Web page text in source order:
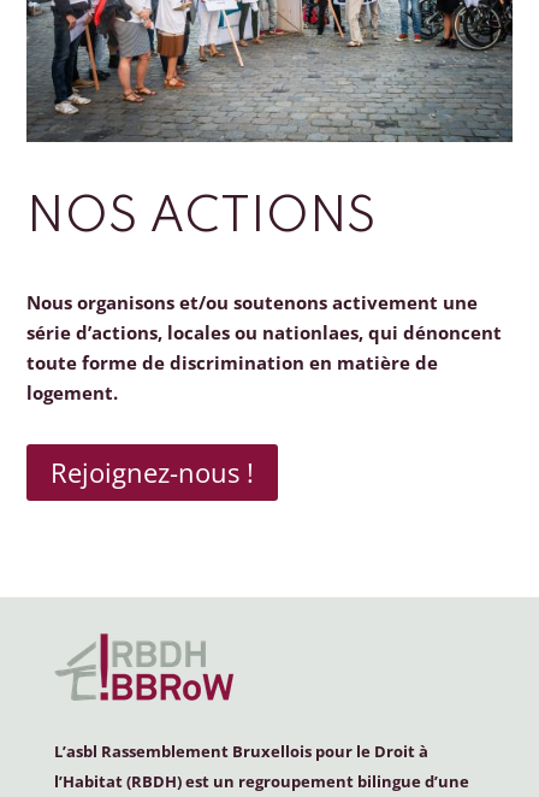
NOS ACTIONS
Nous organisons et/ou soutenons activement une
série d’actions, locales ou nationlaes, qui dénoncent
toute forme de discrimination en matière de
logement.
Rejoignez-nous !
L’asbl Rassemblement Bruxellois pour le Droit à
l’Habitat (RBDH) est un regroupement bilingue d’une